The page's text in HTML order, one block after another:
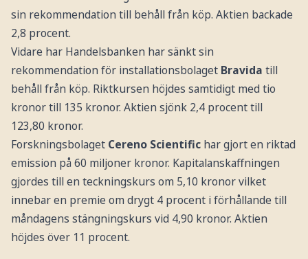
sin rekommendation till behåll från köp. Aktien backade
2,8 procent.
Vidare har Handelsbanken har sänkt sin
rekommendation för installationsbolaget Bravida till
behåll från köp. Riktkursen höjdes samtidigt med tio
kronor till 135 kronor. Aktien sjönk 2,4 procent till
123,80 kronor.
Forskningsbolaget Cereno Scientifichar gjort en riktad
emission på 60 miljoner kronor. Kapitalanskaffningen
gjordes till en teckningskurs om 5,10 kronor vilket
innebar en premie om drygt 4 procent i förhållande till
måndagens stängningskurs vid 4,90 kronor. Aktien
höjdes över 11 procent.